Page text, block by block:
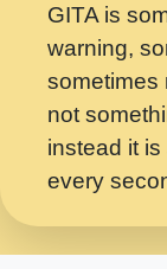
यह
Talab Hai
लडल
7.9.2021
सख भ
सपरहट
GITA is
warning,
sometimes
not
instead it
every